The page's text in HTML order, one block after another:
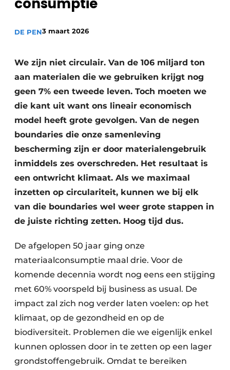
recyclingstroom in België
Video’s
Safety First
Kranen
Recyclinginstallaties
Detectieapparatuur
Persen
Stofbeheersing
Uitrustingsstukken
Shredders
Transportbanden
Zeven & Brekers
Bedrijfsafval
Bouw & Sloopafval
Elektronisch Afval
Glasrecyclage
DE PEN3 maart 2026
We zijn niet circulair. Van de 106 miljard ton
aan materialen die we gebruiken krijgt nog
geen 7% een tweede leven. Toch moeten we
die kant uit want ons lineair economisch
model heeft grote gevolgen. Van de negen
boundaries die onze samenleving
bescherming zijn er door materialengebruik
inmiddels zes overschreden. Het resultaat is
een ontwricht klimaat. Als we maximaal
inzetten op circulariteit, kunnen we bij elk
van die boundaries wel weer grote stappen in
de juiste richting zetten. Hoog tijd dus.
De afgelopen 50 jaar ging onze
materiaalconsumptie maal drie. Voor de
komende decennia wordt nog eens een stijging
met 60% voorspeld bij business as usual. De
impact zal zich nog verder laten voelen: op het
klimaat, op de gezondheid en op de
biodiversiteit. Problemen die we eigenlijk enkel
kunnen oplossen door in te zetten op een lager
grondstoffengebruik. Omdat te bereiken